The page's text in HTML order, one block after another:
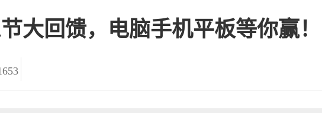
大回馈，电脑手机平板等你赢！